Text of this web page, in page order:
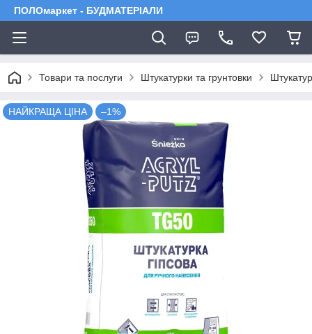
ПОЛОмаркет - БУДМАТЕРІАЛИ
Товари та послуги Штукатурки та грунтовки
НАЙКРАЩА ЦІНА –1%